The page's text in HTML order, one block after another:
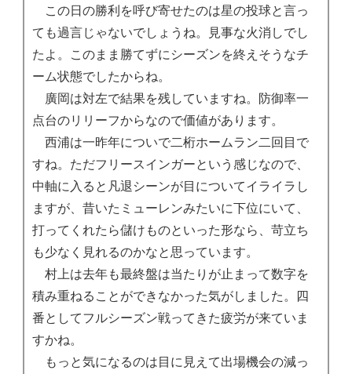
この日の勝利を呼び寄せたのは星の投球と言っ
ても過言じゃないでしょうね。見事な火消しでし
たよ。このまま勝てずにシーズンを終えそうなチ
ーム状態でしたからね。
廣岡は対左で結果を残していますね。防御率一
点台のリリーフからなので価値があります。
西浦は一昨年についで二桁ホームラン二回目で
すね。ただフリースインガーという感じなので、
中軸に入ると凡退シーンが目についてイライラし
ますが、昔いたミューレンみたいに下位にいて、
打ってくれたら儲けものといった形なら、苛立ち
も少なく見れるのかなと思っています。
村上は去年も最終盤は当たりが止まって数字を
積み重ねることができなかった気がしました。四
番としてフルシーズン戦ってきた疲労が来ていま
すかね。
もっと気になるのは目に見えて出場機会の減っ